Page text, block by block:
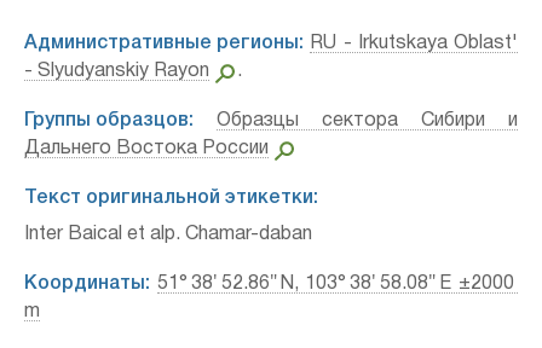
Административные регионы:
RU - Irkutskaya Oblast'
- Slyudyanskiy Rayon
.
Группы образцов:
Образцы сектора Сибири и
Дальнего Востока России
Текст оригинальной этикетки:
Inter Baical et alp. Chamar-daban
Координаты: 51° 38′ 52.86″ N, 103° 38′ 58.08″ E ±2000
m